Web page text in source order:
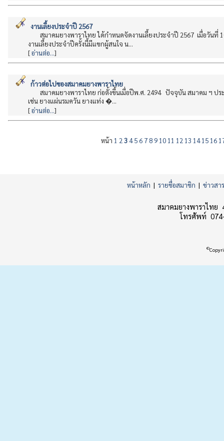
งานเลี้ยงประจำปี 2567
สมาคมยางพาราไทย ได้กำหนดจัดงานเลี้ยงประจำปี 2567 เมื่อวัน
งานเลี้ยงประจำปีครั้งนี้มีแขกผู้สนใจ น...
[อ่านต่อ...]
ก้าวต่อไปของสมาคมยางพาราไทย
สมาคมยางพาราไทย ก่อตั้งขึ้นเมื่อปีพ.ศ. 2494 ปัจจุบัน สมาคม ฯ ป
เช่น ยางแผ่นรมควัน ยางแท่ง �...
[อ่านต่อ...]
หน้า 1 2 3 456 78 9 10 11 12 13 1415 16
หน้าหลัก | รายชื่อสมาชิก | ข่าวสาร
สมาคมยางพาราไทย
โทรศัพท์
©